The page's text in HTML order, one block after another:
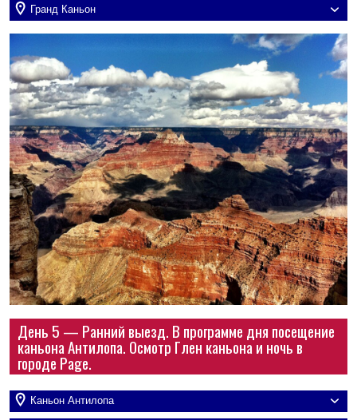
Гранд Каньон
День 5 — Ранний выезд. В программе дня посещение
каньона Антилопа. Осмотр Глен каньона и ночь в
городе Page.
Каньон Антилопа